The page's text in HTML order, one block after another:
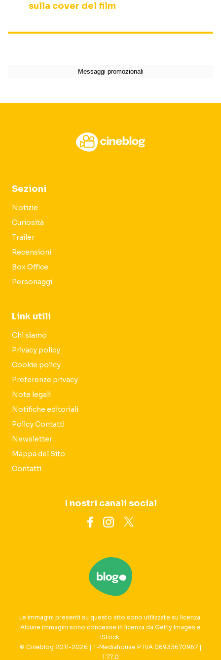
sulla cover del film
Sezioni
Notizie
Curiosità
Trailer
Recensioni
Box Office
Personaggi
Link utili
Chi siamo
Privacy policy
Cookie policy
Preferenze privacy
Note legali
Notifiche editoriali
Policy Contatti
Newsletter
Mappa del Sito
Contatti
I nostri canali social
Le immagini presenti su questo sito sono utilizzate su licenza.
Alcune immagini sono concesse in licenza da Getty Images e
iStock.
© Cineblog 2011-2026 | T-Mediahouse P. IVA 06933670967 |
1.77.0